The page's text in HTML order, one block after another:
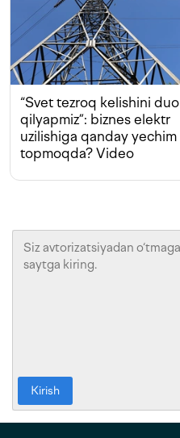
“Svet tezroq kelishini duo
qilyapmiz”: biznes elektr
uzilishiga qanday yechim
topmoqda? Video
Kirish